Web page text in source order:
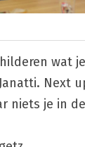
wat
Next
niets je in